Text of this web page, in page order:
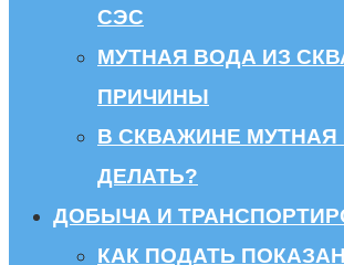
СЭС
МУТНАЯ ВОДА ИЗ
ПРИЧИНЫ
В СКВАЖИНЕ МУТНАЯ
ДЕЛАТЬ?
ДОБЫЧА И
КАК ПОДАТЬ